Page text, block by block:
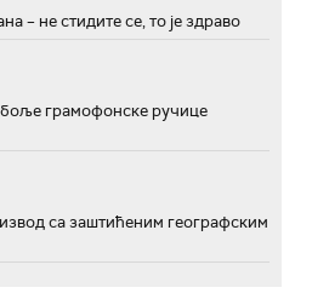
– не стидите се, то је здраво
грамофонске ручице
са заштићеним географским